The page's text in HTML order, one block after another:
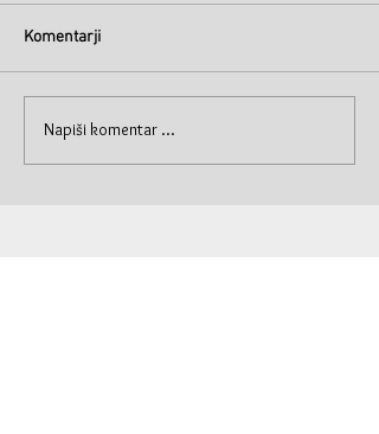
Komentarji
Napiši komentar ...